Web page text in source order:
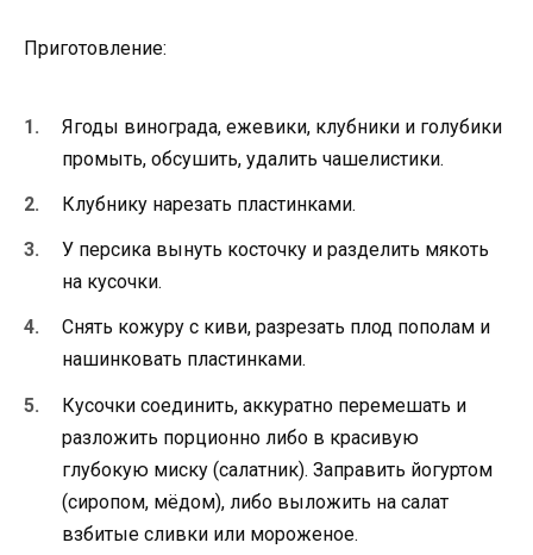
Приготовление:
Ягоды винограда, ежевики, клубники и голубики
промыть, обсушить, удалить чашелистики.
Клубнику нарезать пластинками.
У персика вынуть косточку и разделить мякоть
на кусочки.
Снять кожуру с киви, разрезать плод пополам и
нашинковать пластинками.
Кусочки соединить, аккуратно перемешать и
разложить порционно либо в красивую
глубокую миску (салатник). Заправить йогуртом
(сиропом, мёдом), либо выложить на салат
взбитые сливки или мороженое.